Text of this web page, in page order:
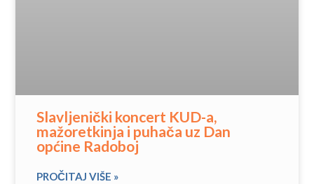
Slavljenički koncert KUD-a,
mažoretkinja i puhača uz Dan
općine Radoboj
PROČITAJ VIŠE »